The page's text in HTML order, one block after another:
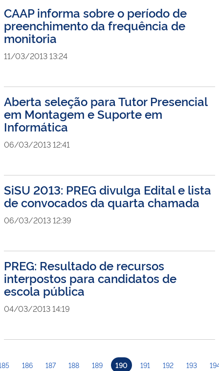
CAAP informa sobre o período de
preenchimento da frequência de
monitoria
11/03/2013 13:24
Aberta seleção para Tutor Presencial
em Montagem e Suporte em
Informática
06/03/2013 12:41
SiSU 2013: PREG divulga Edital e lista
de convocados da quarta chamada
06/03/2013 12:39
PREG: Resultado de recursos
interpostos para candidatos de
escola pública
04/03/2013 14:19
186 187 188 189 190 191 192 193